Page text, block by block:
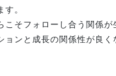
。
こそフォローし合う関係が
ョンと成長の関係性が良く